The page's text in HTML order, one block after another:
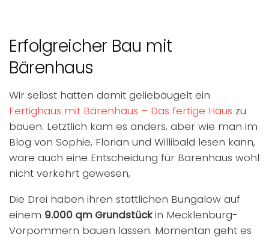
Erfolgreicher Bau mit
Bärenhaus
Wir selbst hatten damit geliebäugelt ein
Fertighaus mit Bärenhaus – Das fertige Haus zu
bauen. Letztlich kam es anders, aber wie man im
Blog von Sophie, Florian und Willibald lesen kann,
wäre auch eine Entscheidung für Bärenhaus wohl
nicht verkehrt gewesen,
Die Drei haben ihren stattlichen Bungalow auf
einem 9.000 qm Grundstückin Mecklenburg-
Vorpommern bauen lassen. Momentan geht es